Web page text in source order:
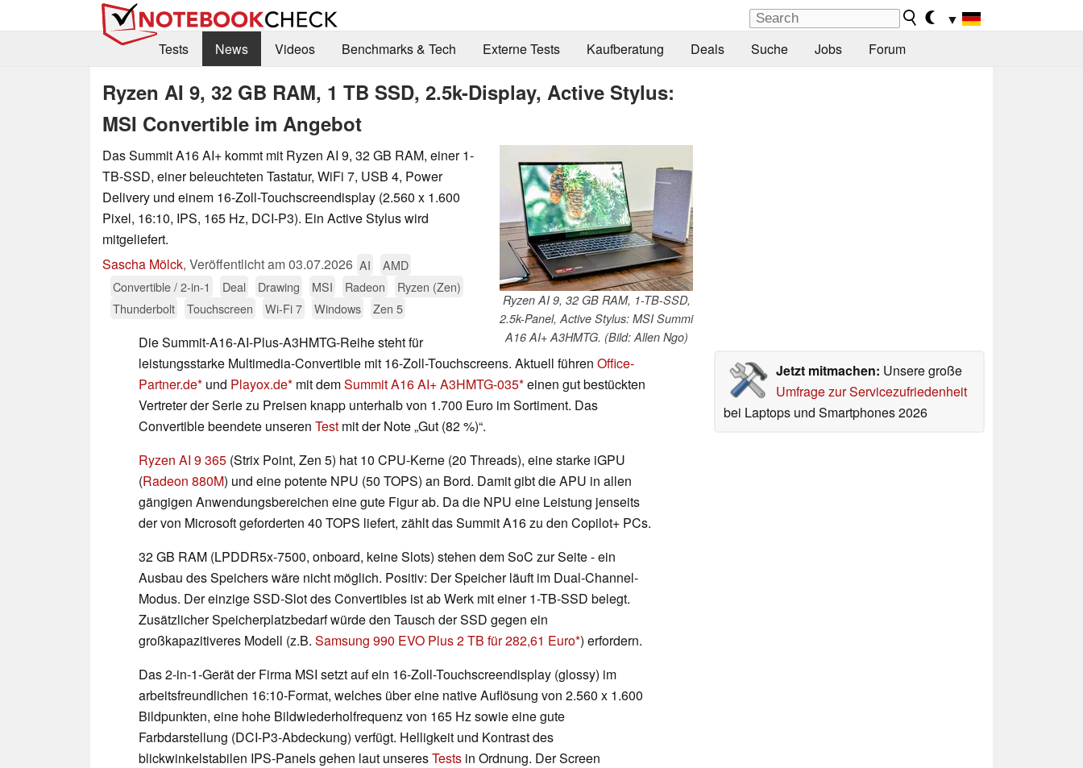
▼
Tests
News Videos Benchmarks & Tech Externe Tests Kaufberatung Deals Suche Jobs Forum
Ryzen AI 9, 32 GB RAM, 1 TB SSD, 2.5k-Display, Active Stylus:
MSI Convertible im Angebot
Ryzen AI 9, 32 GB RAM, 1-TB-SSD,
2.5k-Panel, Active Stylus: MSI Summi
A16 AI+ A3HMTG. (Bild: Allen Ngo)
Das Summit A16 AI+ kommt mit Ryzen AI 9, 32 GB RAM, einer 1-
TB-SSD, einer beleuchteten Tastatur, WiFi 7, USB 4, Power
Delivery und einem 16-Zoll-Touchscreendisplay (2.560 x 1.600
Pixel, 16:10, IPS, 165 Hz, DCI-P3). Ein Active Stylus wird
mitgeliefert.
Sascha Mölck, Veröffentlicht am03.07.2026 AI
AMD
Convertible / 2-in-1
Deal Drawing MSI Radeon
Ryzen (Zen)
Thunderbolt
Touchscreen Wi-Fi 7 Windows Zen 5
Jetzt mitmachen: Unsere große
Umfrage zur Servicezufriedenheit
bei Laptops und Smartphones 2026
Die Summit-A16-AI-Plus-A3HMTG-Reihe steht für
leistungsstarke Multimedia-Convertible mit 16-Zoll-Touchscreens. Aktuell führen Office-
Partner.de und Playox.de mit demSummit A16 AI+ A3HMTG-035 einen gut bestückten
Vertreter der Serie zu Preisen knapp unterhalb von 1.700 Euro im Sortiment. Das
Convertible beendete unseren Test mit der Note „Gut (82 %)“.
Ryzen AI 9 365 (Strix Point, Zen 5) hat 10 CPU-Kerne (20 Threads), eine starke iGPU
(Radeon 880M) und eine potente NPU (50 TOPS) an Bord. Damit gibt die APU in allen
gängigen Anwendungsbereichen eine gute Figur ab. Da die NPU eine Leistung jenseits
der von Microsoft geforderten 40 TOPS liefert, zählt das Summit A16 zu den Copilot+ PCs.
32 GB RAM (LPDDR5x-7500, onboard, keine Slots) stehen dem SoC zur Seite - ein
Ausbau des Speichers wäre nicht möglich. Positiv: Der Speicher läuft im Dual-Channel-
Modus. Der einzige SSD-Slot des Convertibles ist ab Werk mit einer 1-TB-SSD belegt.
Zusätzlicher Speicherplatzbedarf würde den Tausch der SSD gegen ein
großkapazitiveres Modell (z.B. Samsung 990 EVO Plus 2 TB für 282,61 Euro ) erfordern.
Das 2-in-1-Gerät der Firma MSI setzt auf ein 16-Zoll-Touchscreendisplay (glossy) im
arbeitsfreundlichen 16:10-Format, welches über eine native Auflösung von 2.560 x 1.600
Bildpunkten, eine hohe Bildwiederholfrequenz von 165 Hz sowie eine gute
Farbdarstellung (DCI-P3-Abdeckung) verfügt. Helligkeit und Kontrast des
blickwinkelstabilen IPS-Panels gehen laut unseresTests in Ordnung. Der Screen